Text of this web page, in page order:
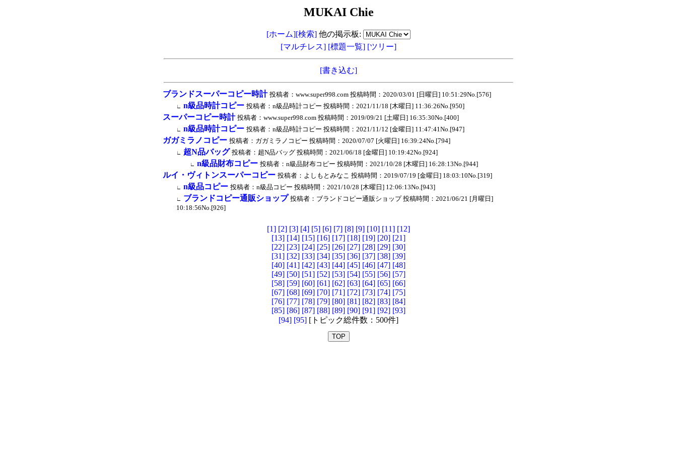
MUKAI Chie
[ホーム][検索] 他の掲示板:
[マルチレス] [標題一覧] [ツリー]
[書き込む]
ブランドスーパーコピー時計 投稿者：www.super998.com 投稿時間：2020/03/01 [日曜日] 10:51:29No.[576]
∟ n級品時計コピー 投稿者：n級品時計コピー 投稿時間：2021/11/18 [木曜日] 11:36:26No.[950]
スーパーコピー時計 投稿者：www.super998.com 投稿時間：2019/09/21 [土曜日] 16:35:30No.[400]
∟ n級品時計コピー 投稿者：n級品時計コピー 投稿時間：2021/11/12 [金曜日] 11:47:41No.[947]
ガガミラノコピー 投稿者：ガガミラノコピー 投稿時間：2020/07/07 [火曜日] 16:39:24No.[794]
∟ 超N品バッグ 投稿者：超N品バッグ 投稿時間：2021/06/18 [金曜日] 10:19:42No.[924]
∟ n級品財布コピー 投稿者：n級品財布コピー 投稿時間：2021/10/28 [木曜日] 16:28:13No.[944]
ルイ・ヴィトンスーパーコピー 投稿者：よしもとみなこ 投稿時間：2019/07/19 [金曜日] 18:03:10No.[319]
∟ n級品コピー 投稿者：n級品コピー 投稿時間：2021/10/28 [木曜日] 12:06:13No.[943]
∟ ブランドコピー通販ショップ 投稿者：ブランドコピー通販ショップ 投稿時間：2021/06/21 [月曜日]
10:18:56No.[926]
[1] [2] [3] [4] [5] [6] [7] [8] [9] [10] [11] [12]
[13] [14] [15] [16] [17] [18] [19] [20] [21]
[22] [23] [24] [25] [26] [27] [28] [29] [30]
[31] [32] [33] [34] [35] [36] [37] [38] [39]
[40] [41] [42] [43] [44] [45] [46] [47] [48]
[49] [50] [51] [52] [53] [54] [55] [56] [57]
[58] [59] [60] [61] [62] [63] [64] [65] [66]
[67] [68] [69] [70] [71] [72] [73] [74] [75]
[76] [77] [78] [79] [80] [81] [82] [83] [84]
[85] [86] [87] [88] [89] [90] [91] [92] [93]
[94] [95] [トピック総件数：500件]